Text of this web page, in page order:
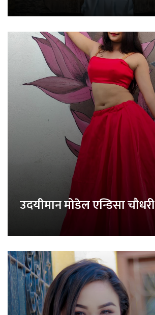
उदयीमान मोडेल एन्डिसा चौधरी